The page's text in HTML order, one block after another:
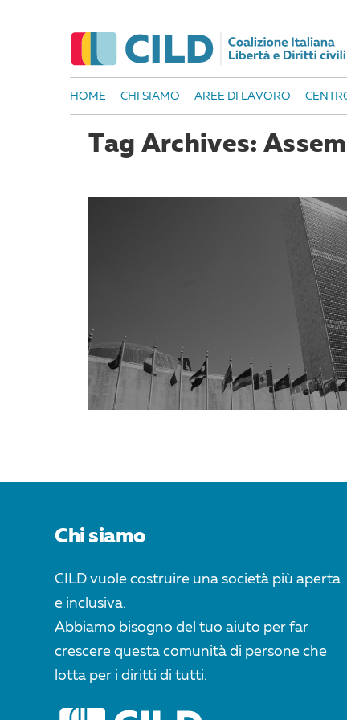
HOME CHI SIAMO AREE DI LAVORO
Tag Archives:
Chi siamo
CILD vuole costruire una società più aperta
e inclusiva.
Abbiamo bisogno del tuo aiuto per far
crescere questa comunità di persone che
lotta per i diritti di tutti.